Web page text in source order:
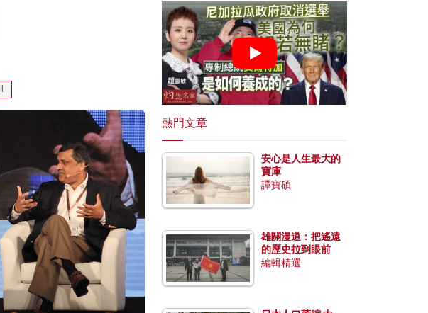
熱門文章
安心是人生最大的
寶庫
譚寶碩
雄關漫道：把遙遠
的歷史拉到眼前
編輯精選